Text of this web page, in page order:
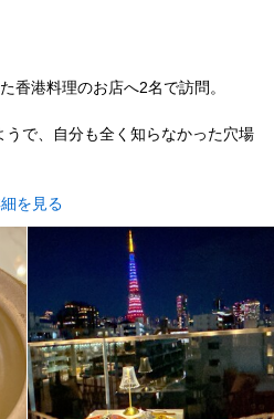
香港料理のお店へ2名で訪問。
うで、自分も全く知らなかった穴場
を見る